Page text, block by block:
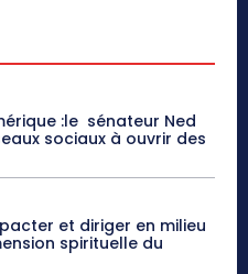
:le sénateur Ned
sociaux à ouvrir des
et diriger en milieu
spirituelle du